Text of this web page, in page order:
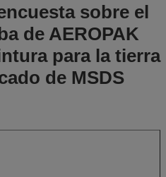
sobre el
de AEROPAK
para la tierra
de MSDS